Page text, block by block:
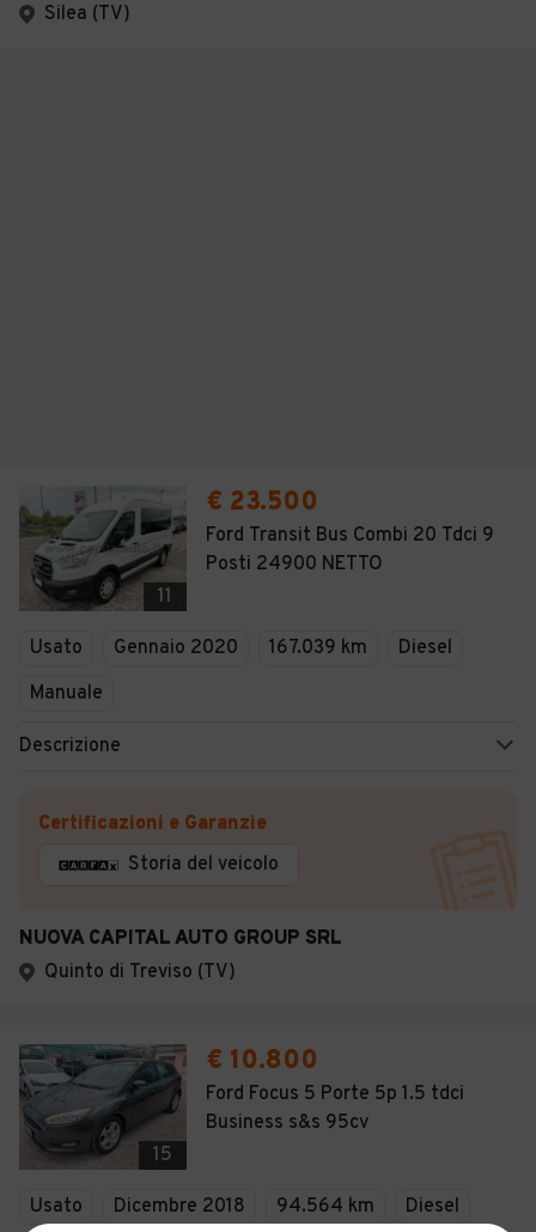
Silea (TV)
11
€ 23.500
Ford Transit Bus Combi 20 Tdci 9
Posti 24900 NETTO
Usato Gennaio 2020 167.039 km
Diesel
Manuale
Descrizione
Certificazioni e Garanzie
Storia del veicolo
NUOVA CAPITAL AUTO GROUP SRL
Quinto di Treviso (TV)
15
€ 10.800
Ford Focus 5 Porte 5p 1.5 tdci
Business s&s 95cv
Usato Dicembre 2018 94.564 km Diesel